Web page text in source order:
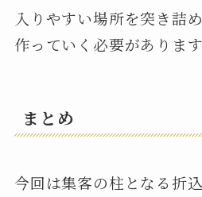
入りやすい場所を突き詰
作っていく必要があります
まとめ
今回は集客の柱となる折